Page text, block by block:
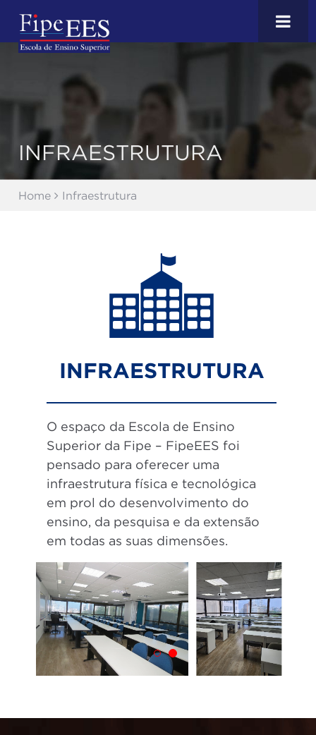
INFRAESTRUTURA
Home Infraestrutura
INFRAESTRUTURA
O espaço da Escola de Ensino
Superior da Fipe – FipeEES foi
pensado para oferecer uma
infraestrutura física e tecnológica
em prol do desenvolvimento do
ensino, da pesquisa e da extensão
em todas as suas dimensões.
Previous Next